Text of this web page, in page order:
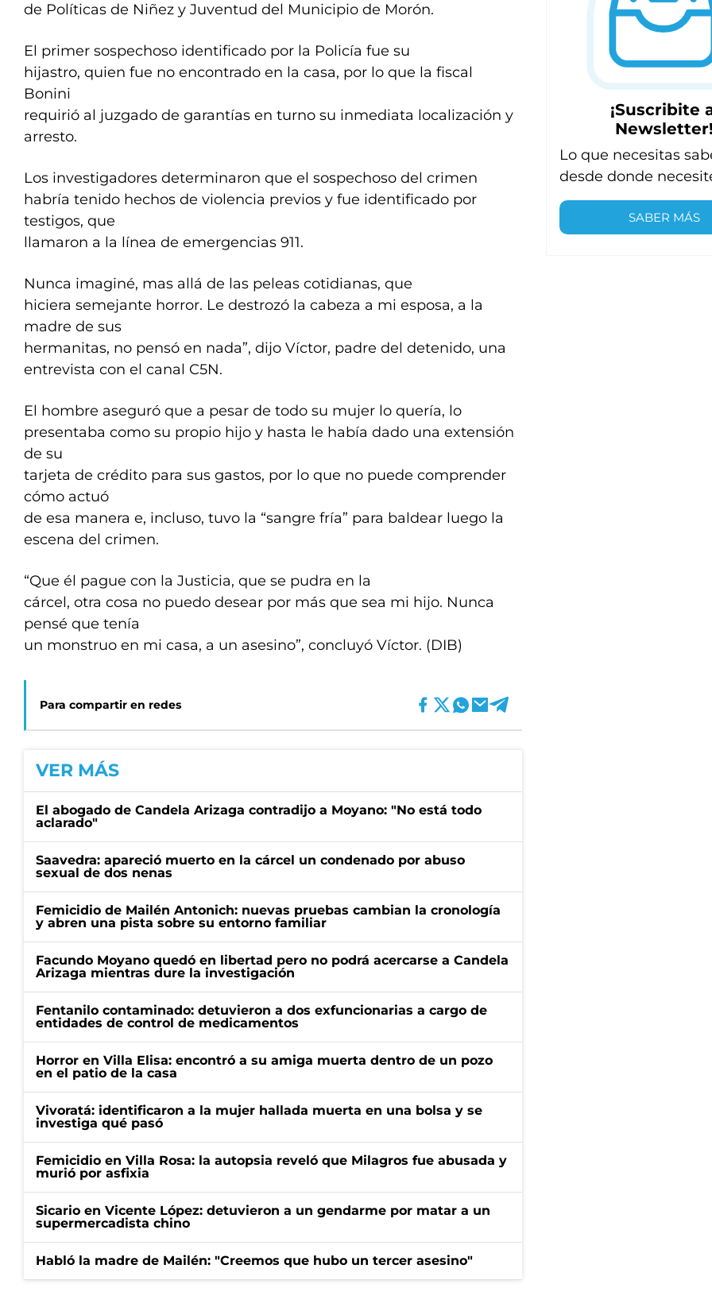
de Políticas de Niñez y Juventud del Municipio de Morón.
El primer sospechoso identificado por la Policía fue su
hijastro, quien fue no encontrado en la casa, por lo que la fiscal
Bonini
requirió al juzgado de garantías en turno su inmediata localización y
arresto.
Los investigadores determinaron que el sospechoso del crimen
habría tenido hechos de violencia previos y fue identificado por
testigos, que
llamaron a la línea de emergencias 911.
Nunca imaginé, mas allá de las peleas cotidianas, que
hiciera semejante horror. Le destrozó la cabeza a mi esposa, a la
madre de sus
hermanitas, no pensó en nada”, dijo Víctor, padre del detenido, una
entrevista con el canal C5N.
El hombre aseguró que a pesar de todo su mujer lo quería, lo
presentaba como su propio hijo y hasta le había dado una extensión
de su
tarjeta de crédito para sus gastos, por lo que no puede comprender
cómo actuó
de esa manera e, incluso, tuvo la “sangre fría” para baldear luego la
escena del crimen.
“Que él pague con la Justicia, que se pudra en la
cárcel, otra cosa no puedo desear por más que sea mi hijo. Nunca
pensé que tenía
un monstruo en mi casa, a un asesino”, concluyó Víctor. (DIB)
Para compartir en redes
VER MÁS
El abogado de Candela Arizaga contradijo a Moyano: "No está todo
aclarado"
Saavedra: apareció muerto en la cárcel un condenado por abuso
sexual de dos nenas
Femicidio de Mailén Antonich: nuevas pruebas cambian la cronología
y abren una pista sobre su entorno familiar
Facundo Moyano quedó en libertad pero no podrá acercarse a Candela
Arizaga mientras dure la investigación
Fentanilo contaminado: detuvieron a dos exfuncionarias a cargo de
entidades de control de medicamentos
Horror en Villa Elisa: encontró a su amiga muerta dentro de un pozo
en el patio de la casa
Vivoratá: identificaron a la mujer hallada muerta en una bolsa y se
investiga qué pasó
Femicidio en Villa Rosa: la autopsia reveló que Milagros fue abusada y
murió por asfixia
Sicario en Vicente López: detuvieron a un gendarme por matar a un
supermercadista chino
Habló la madre de Mailén: "Creemos que hubo un tercer asesino"
¡Suscribite
Newsletter!
Lo que necesitas
desde donde
SABER MÁS